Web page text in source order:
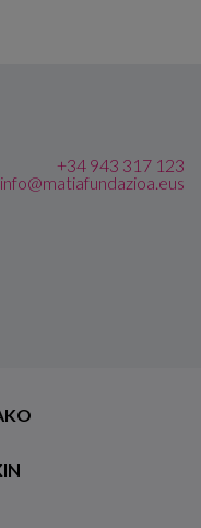
+34 943 317 123
info@matiafundazioa.eus